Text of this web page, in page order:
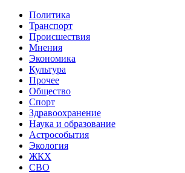
Политика
Транспорт
Происшествия
Мнения
Экономика
Культура
Прочее
Общество
Спорт
Здравоохранение
Наука и образование
Астрособытия
Экология
ЖКХ
СВО